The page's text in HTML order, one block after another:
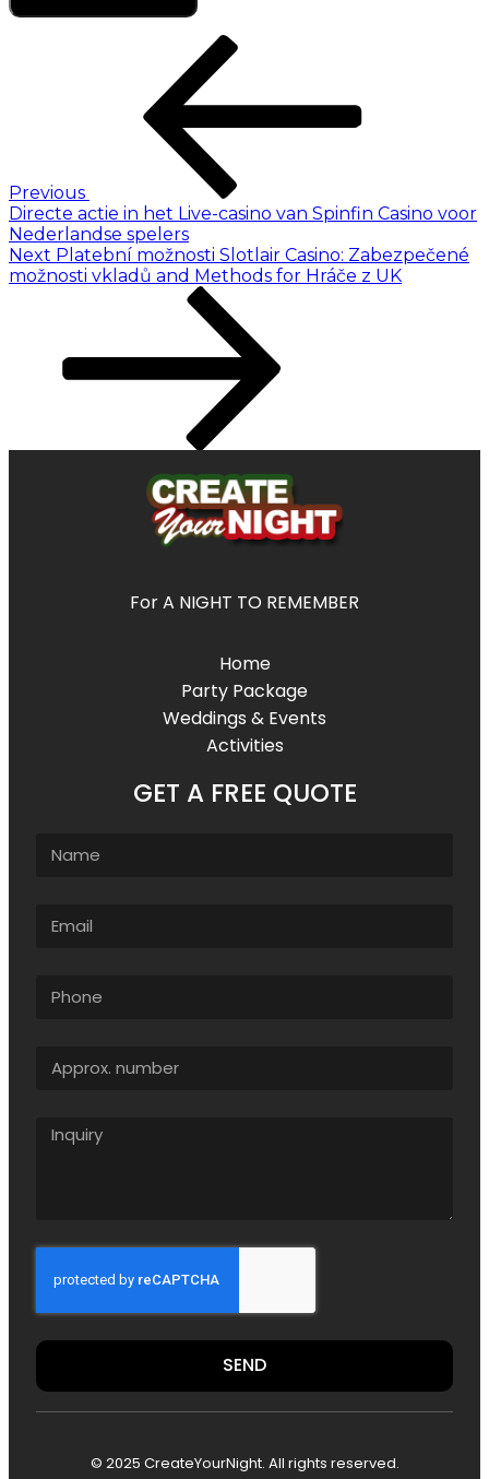
Previous
Directe actie in het Live-casino van Spinfin Casino voor
Nederlandse spelers
Next Platební možnosti Slotlair Casino: Zabezpečené
možnosti vkladů and Methods for Hráče z UK
For A NIGHT TO REMEMBER
Home
Party Package
Weddings & Events
Activities
GET A FREE QUOTE
SEND
© 2025 CreateYourNight. All rights reserved.